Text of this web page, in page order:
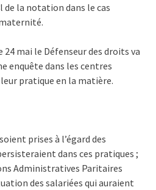
la notation dans le cas
24 mai le Défenseur des droits va
enquête dans les centres
pratique en la matière.
prises à l’égard des
dans ces pratiques ;
Administratives Paritaires
des salariées qui auraient